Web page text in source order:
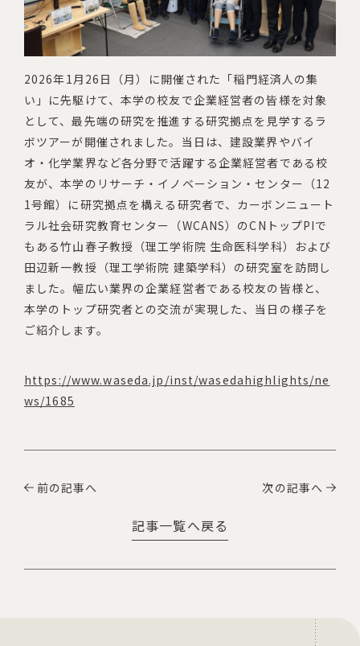
2026年1月26日（月）に開催された「稲門経済人の集
い」に先駆けて、本学の校友で企業経営者の皆様を対象
として、最先端の研究を推進する研究拠点を見学するラ
ボツアーが開催されました。当日は、建設業界やバイ
オ・化学業界など各分野で活躍する企業経営者である校
友が、本学のリサーチ・イノベーション・センター（12
1号館）に研究拠点を構える研究者で、カーボンニュート
ラル社会研究教育センター（WCANS）のCNトップPIで
もある竹山春子教授（理工学術院 生命医科学科）および
田辺新一教授（理工学術院 建築学科）の研究室を訪問し
ました。幅広い業界の企業経営者である校友の皆様と、
本学のトップ研究者との交流が実現した、当日の様子を
ご紹介します。
https://www.waseda.jp/inst/wasedahighlights/ne
ws/1685
前の記事へ 次の記事へ
記事一覧へ戻る